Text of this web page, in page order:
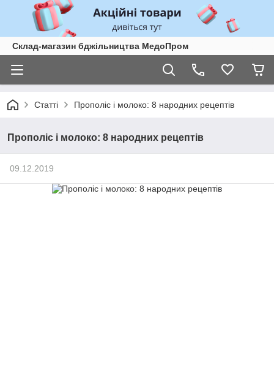
Склад-магазин бджільництва МедоПром
Статті Прополіс і молоко: 8 народних рецептів
Прополіс і молоко: 8 народних рецептів
09.12.2019